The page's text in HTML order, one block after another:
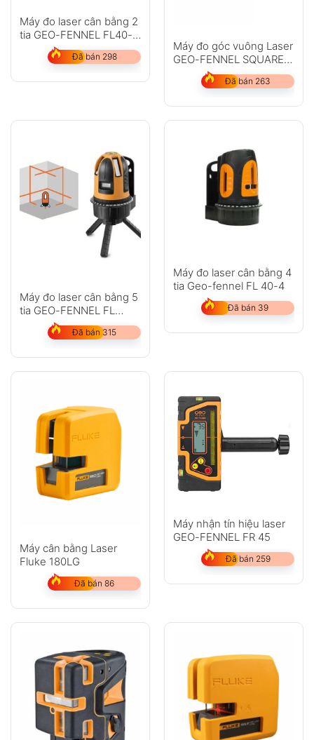
Máy đo laser cân bằng 2
tia GEO-FENNEL FL40-
pocket II
Đã bán 298
Máy đo góc vuông Laser
GEO-FENNEL SQUARE
LINER II
Đã bán 263
Máy đo laser cân bằng 5
tia GEO-FENNEL FL
Đã bán 315
Máy đo laser cân bằng 4
tia Geo-fennel FL 40-4
Đã bán 39
Máy cân bằng Laser
Fluke 180LG
Đã bán 86
Máy nhận tín hiệu laser
GEO-FENNEL FR 45
Đã bán 259